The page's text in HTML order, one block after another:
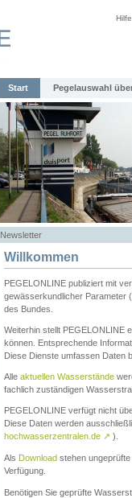
Hilfe
Start Pegelauswahl
Newsletter
Willkommen
PEGELONLINE publiziert mit
gewässerkundlicher Parameter
des Bundes.
Weiterhin stellt PEGELONLINE
können. Entsprechende
Diese Dienste umfassen Daten
Alle aktuellen Wasserstände
fachlich zuständigen
PEGELONLINE verfügt nicht
Diese Daten werden
hochwasserzentralen.de ↗ ).
Als Download stehen
Verfügung.
Benötigen Sie geprüfte